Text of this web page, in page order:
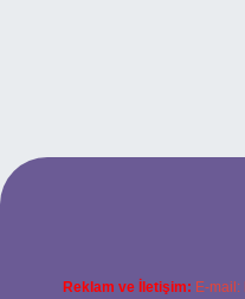
giriş adresi
Reklam ve İletişim: E-mail: